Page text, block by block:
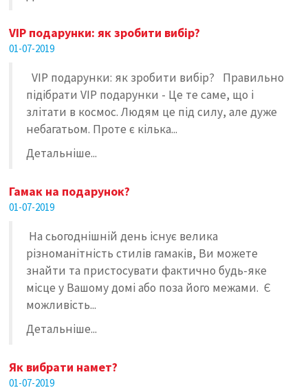
VIP подарунки: як зробити вибір?
01-07-2019
VIP подарунки: як зробити вибір? Правильно
підібрати VIP подарунки - Це те саме, що і
злітати в космос. Людям це під силу, але дуже
небагатьом. Проте є кілька...
Детальніше...
Гамак на подарунок?
01-07-2019
На сьогоднішній день існує велика
різноманітність стилів гамаків, Ви можете
знайти та пристосувати фактично будь-яке
місце у Вашому домі або поза його межами. Є
можливість...
Детальніше...
Як вибрати намет?
01-07-2019